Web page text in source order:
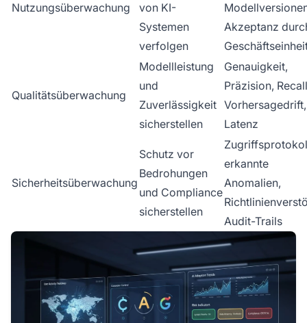
Nutzungsüberwachung
von KI-
Systemen
verfolgen
Akzeptanz
Qualitätsüberwachung
Modellleistung
und
Zuverlässigkeit
sicherstellen
Genauigkeit,
Präzision,
Vorhersagedrift,
Latenz
Sicherheitsüberwachung
Schutz vor
Bedrohungen
und Compliance
sicherstellen
erkannte
Anomalien,
Audit-Trails